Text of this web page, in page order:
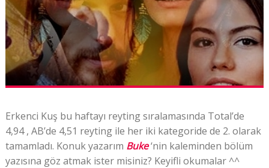
Erkenci Kuş bu haftayı reyting sıralamasında Total’de
4,94 , AB’de 4,51 reyting ile her iki kategoride de 2. olarak
tamamladı. Konuk yazarım Buke‘nin kaleminden bölüm
yazısına göz atmak ister misiniz? Keyifli okumalar ^^